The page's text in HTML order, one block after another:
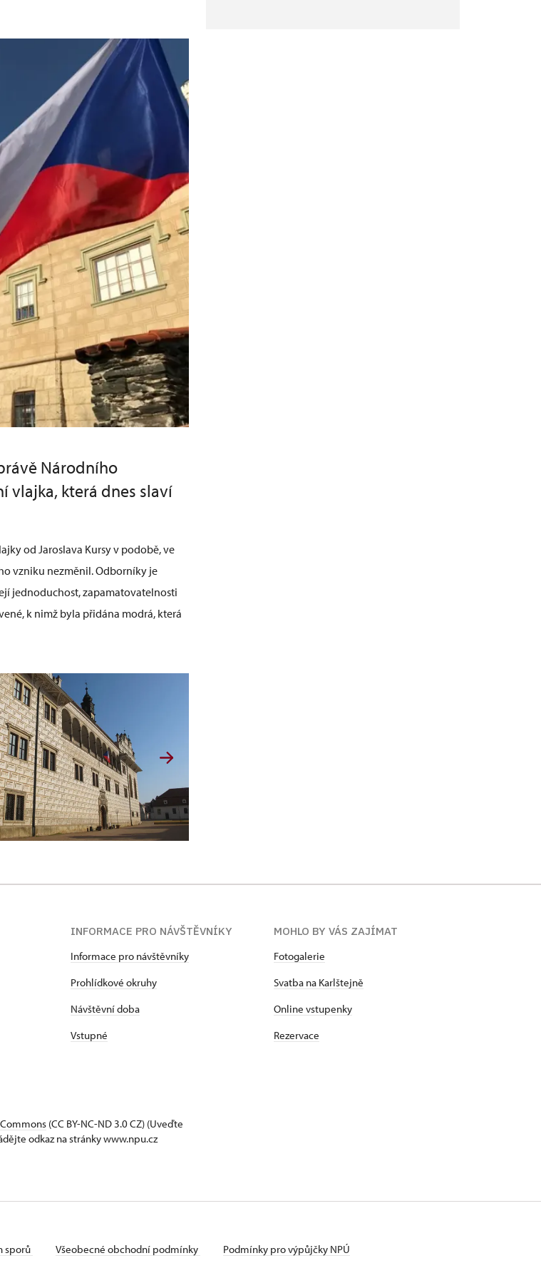
Národního
vlajka, která dnes slaví
od Jaroslava Kursy v podobě, ve
vzniku nezměnil. Odborníky je
jednoduchost, zapamatovatelnosti
k nimž byla přidána modrá, která
INFORMACE PRO NÁVŠTĚVNÍKY
Informace pro návštěvníky
Prohlídkové okruhy
Návštěvní doba
Vstupné
MOHLO BY VÁS ZAJÍMAT
Fotogalerie
Svatba na Karlštejně
Online vstupenky
Rezervace
(CC BY-NC-ND 3.0 CZ) (Uveďte
odkaz na stránky www.npu.cz
sporů Všeobecné obchodní podmínky
Podmínky pro výpůjčky NPÚ